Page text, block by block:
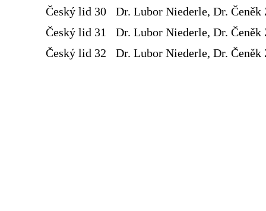
Český lid 30
Dr. Lubor Niederle, Dr. Čeněk
Český lid 31
Dr. Lubor Niederle, Dr. Čeněk
Český lid 32
Dr. Lubor Niederle, Dr. Čeněk